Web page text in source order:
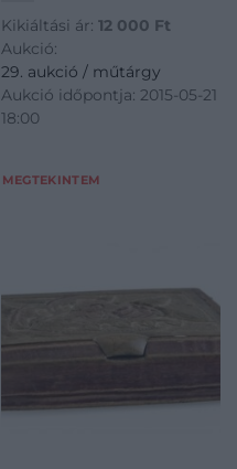
Kikiáltási ár: 12 000 Ft
Aukció:
29. aukció / műtárgy
Aukció időpontja: 2015-05-21
18:00
MEGTEKINTEM